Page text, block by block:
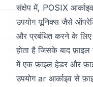
संक्षेप में, POSIX
उपयोग यूनिक्स जैसे
और प्रबंधित करने के लिए
होता है जिसके बाद
में एक फ़ाइल हेडर और
उपयोग ar आर्काइव से